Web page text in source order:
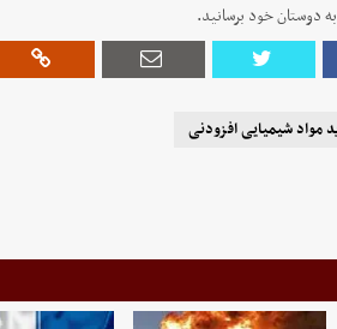
دوستان خود برسانید.
مواد شیمیایی افزودنی